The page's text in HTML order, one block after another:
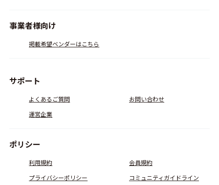
事業者様向け
掲載希望ベンダーはこちら
サポート
よくあるご質問
お問い合わせ
運営企業
ポリシー
利用規約
会員規約
プライバシーポリシー
コミュニティガイドライン